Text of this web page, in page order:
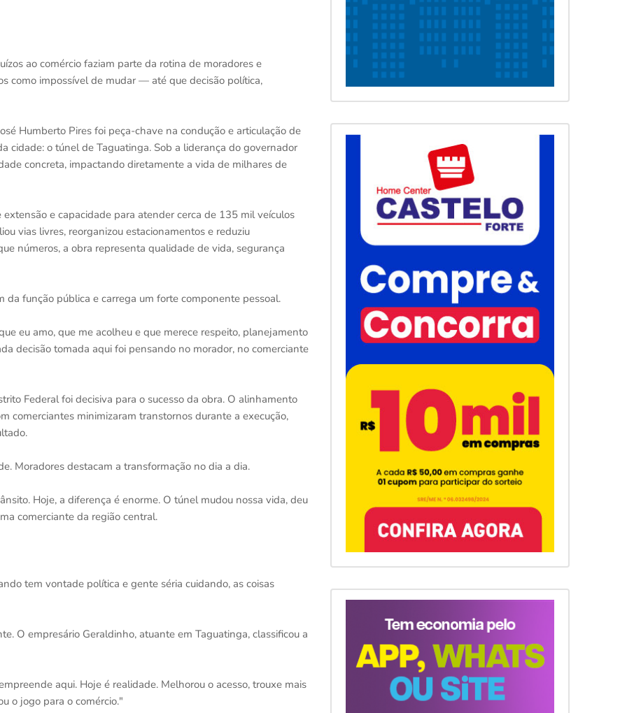
ao comércio faziam parte da rotina de moradores e
como impossível de mudar — até que decisão política,
Humberto Pires foi peça-chave na condução e articulação de
cidade: o túnel de Taguatinga. Sob a liderança do governador
concreta, impactando diretamente a vida de milhares de
e capacidade para atender cerca de 135 mil veículos
vias livres, reorganizou estacionamentos e reduziu
números, a obra representa qualidade de vida, segurança
da função pública e carrega um forte componente pessoal.
eu amo, que me acolheu e que merece respeito, planejamento
decisão tomada aqui foi pensando no morador, no comerciante
Federal foi decisiva para o sucesso da obra. O alinhamento
comerciantes minimizaram transtornos durante a execução,
Moradores destacam a transformação no dia a dia.
Hoje, a diferença é enorme. O túnel mudou nossa vida, deu
comerciante da região central.
tem vontade política e gente séria cuidando, as coisas
O empresário Geraldinho, atuante em Taguatinga, classificou a
aqui. Hoje é realidade. Melhorou o acesso, trouxe mais
o jogo para o comércio."